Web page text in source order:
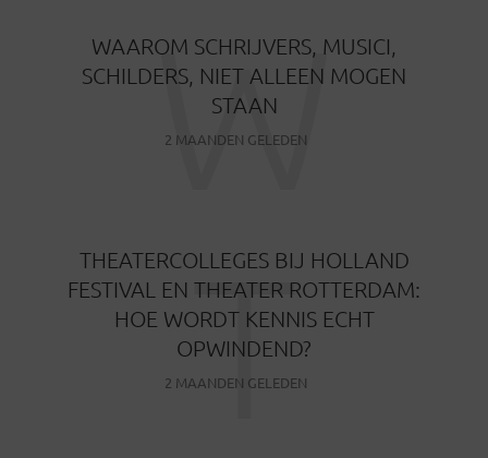
WAAROM SCHRIJVERS, MUSICI,
SCHILDERS, NIET ALLEEN MOGEN
STAAN
2 MAANDEN GELEDEN
W
THEATERCOLLEGES BIJ HOLLAND
FESTIVAL EN THEATER ROTTERDAM:
HOE WORDT KENNIS ECHT
OPWINDEND?
2 MAANDEN GELEDEN
T